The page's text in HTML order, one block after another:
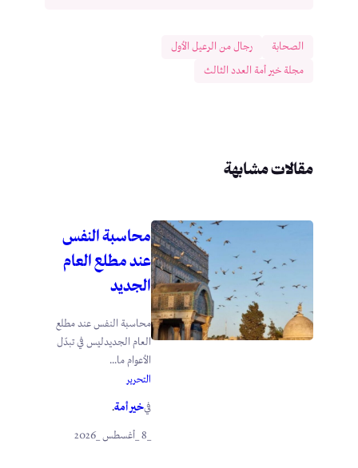
الصحابة رجال من الرعيل الأول
مجلة خير أمة العدد الثالث
مقالات مشابهة
محاسبة النفس
عند مطلع العام
الجديد
محاسبة النفس عند مطلع
العام الجديدليس في تبدّل
الأعوام ما...
التحرير
فيخير أمة.